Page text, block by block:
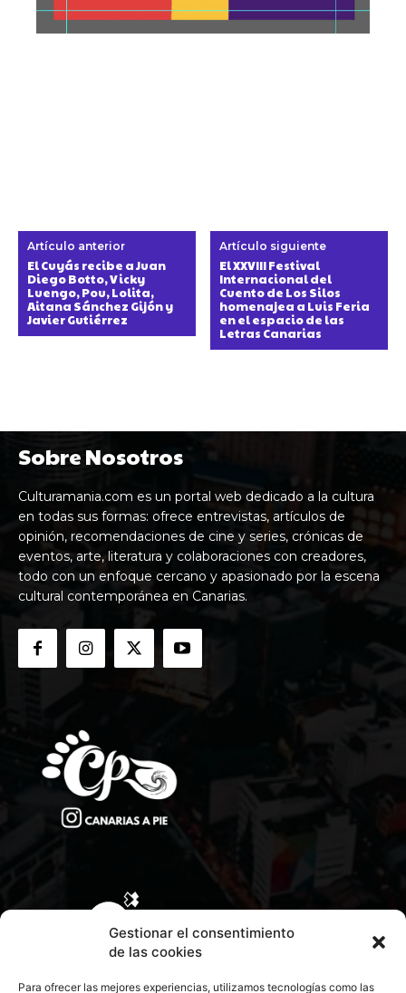
Gestionar el consentimiento
de las cookies
Para ofrecer las mejores experiencias, utilizamos tecnologías como las
Artículo anterior
El Cuyás recibe a Juan
Diego Botto, Vicky
Luengo, Pou, Lolita,
Aitana Sánchez Gijón y
Javier Gutiérrez
Artículo siguiente
El XXVIII Festival
Internacional del
Cuento de Los Silos
homenajea a Luis Feria
en el espacio de las
Letras Canarias
Sobre Nosotros
Culturamania.com es un portal web dedicado a la cultura
en todas sus formas: ofrece entrevistas, artículos de
opinión, recomendaciones de cine y series, crónicas de
eventos, arte, literatura y colaboraciones con creadores,
todo con un enfoque cercano y apasionado por la escena
cultural contemporánea en Canarias.